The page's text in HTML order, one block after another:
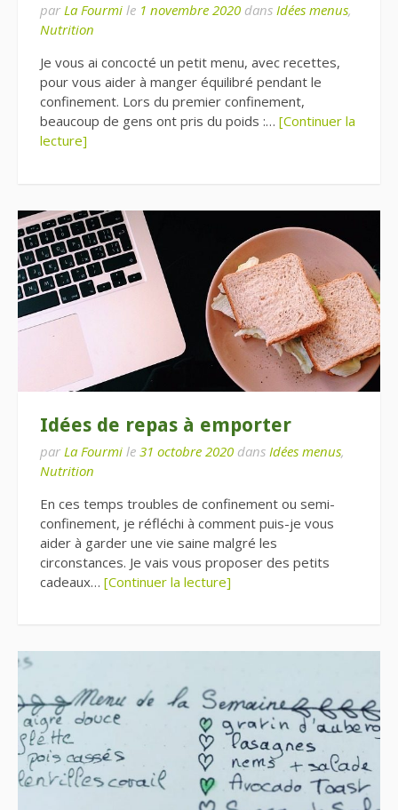
par La Fourmi le 1 novembre 2020 dans Idées menus,
Nutrition
Je vous ai concocté un petit menu, avec recettes,
pour vous aider à manger équilibré pendant le
confinement. Lors du premier confinement,
beaucoup de gens ont pris du poids :… [Continuer la
lecture]
Idées de repas à emporter
par La Fourmi le 31 octobre 2020 dans Idées menus,
Nutrition
En ces temps troubles de confinement ou semi-
confinement, je réfléchi à comment puis-je vous
aider à garder une vie saine malgré les
circonstances. Je vais vous proposer des petits
cadeaux… [Continuer la lecture]